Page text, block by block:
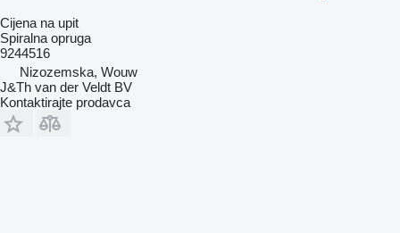
Cijena na upit
Spiralna opruga
9244516
Nizozemska, Wouw
J&Th van der Veldt BV
Kontaktirajte prodavca